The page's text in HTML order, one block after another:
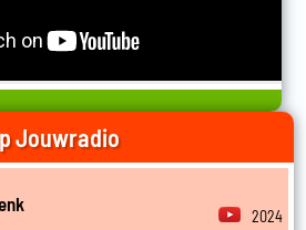
Jouwradio
2024